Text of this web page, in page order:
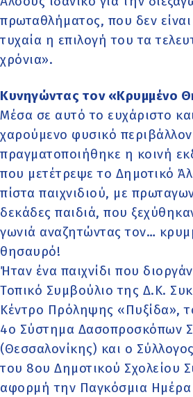
πρωταθλήματος, που δεν
τυχαία η επιλογή του τα
χρόνια».
Κυνηγώντας τον «Κρυμμένο
Μέσα σε αυτό το ευχάριστο
χαρούμενο φυσικό περιβάλλον
πραγματοποιήθηκε η κοινή
που μετέτρεψε το Δημοτικό
πίστα παιχνιδιού, με
δεκάδες παιδιά, που
γωνιά αναζητώντας τον…
θησαυρό!
Ήταν ένα παιχνίδι που
Τοπικό Συμβούλιο της Δ.Κ.
Κέντρο Πρόληψης «Πυξίδα»,
4ο Σύστημα Δασοπροσκόπων
(Θεσσαλονίκης) και ο
του 8ου Δημοτικού Σχολείου
αφορμή την Παγκόσμια Ημέρα